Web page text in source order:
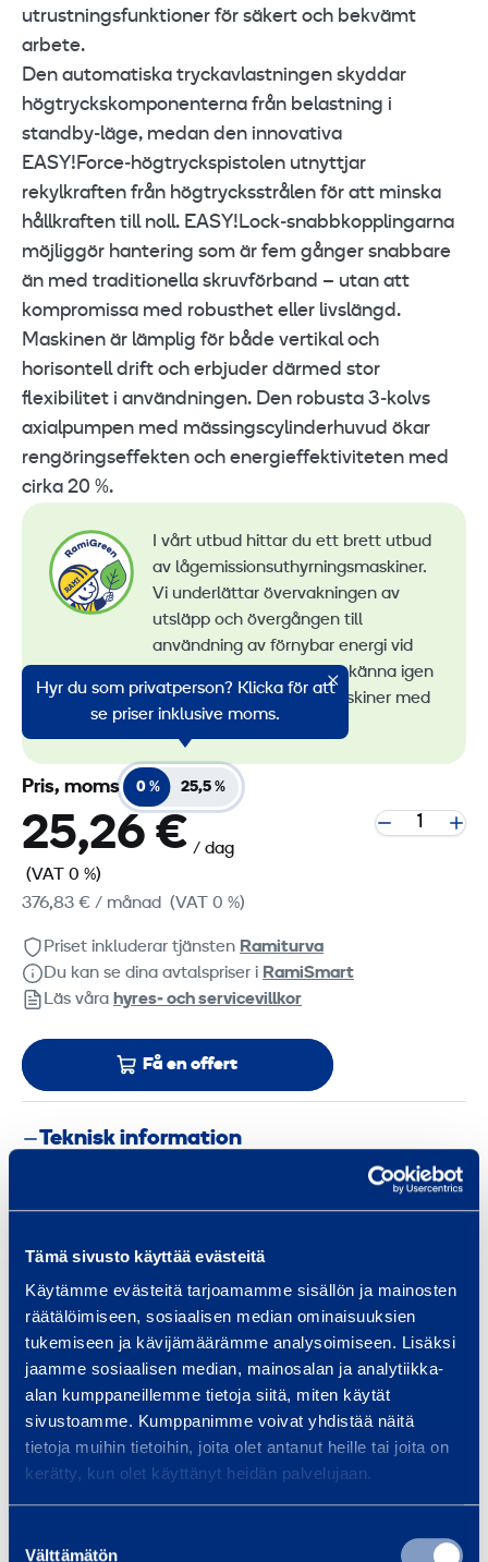
Tämä sivusto käyttää evästeitä
Käytämme evästeitä tarjoamamme sisällön ja mainosten
räätälöimiseen, sosiaalisen median ominaisuuksien
tukemiseen ja kävijämäärämme analysoimiseen. Lisäksi
jaamme sosiaalisen median, mainosalan ja analytiikka-
alan kumppaneillemme tietoja siitä, miten käytät
sivustoamme. Kumppanimme voivat yhdistää näitä
tietoja muihin tietoihin, joita olet antanut heille tai joita on
kerätty, kun olet käyttänyt heidän palvelujaan.
Välttämätön
utrustningsfunktioner för säkert och bekvämt
arbete.
Den automatiska tryckavlastningen skyddar
högtryckskomponenterna från belastning i
standby‑läge, medan den innovativa
EASY!Force‑högtryckspistolen utnyttjar
rekylkraften från högtrycksstrålen för att minska
hållkraften till noll. EASY!Lock‑snabbkopplingarna
möjliggör hantering som är fem gånger snabbare
än med traditionella skruvförband – utan att
kompromissa med robusthet eller livslängd.
Maskinen är lämplig för både vertikal och
horisontell drift och erbjuder därmed stor
flexibilitet i användningen. Den robusta 3‑kolvs
axialpumpen med mässingscylinderhuvud ökar
rengöringseffekten och energieffektiviteten med
cirka 20 %.
I vårt utbud hittar du ett brett utbud
av lågemissionsuthyrningsmaskiner.
Vi underlättar övervakningen av
utsläpp och övergången till
användning av förnybar energi vid
maskinuthyrning. Du kan känna igen
alla våra lågemissionsmaskiner med
RamiGreen-märket
Hyr du som privatperson? Klicka för att
se priser inklusive moms.
Pris, moms 0 % 25,5 %
25,26 € / dag
(VAT 0 %)
376,83 € / månad (VAT 0 %)
Priset inkluderar tjänsten Ramiturva
Du kan se dina avtalspriser i RamiSmart
Läs våra hyres‑ och servicevillkor
Få en offert
Teknisk information
Vikt 37 kg
Bredd
Längd 0,46 m
Drift El
Maxtryck 210 bar